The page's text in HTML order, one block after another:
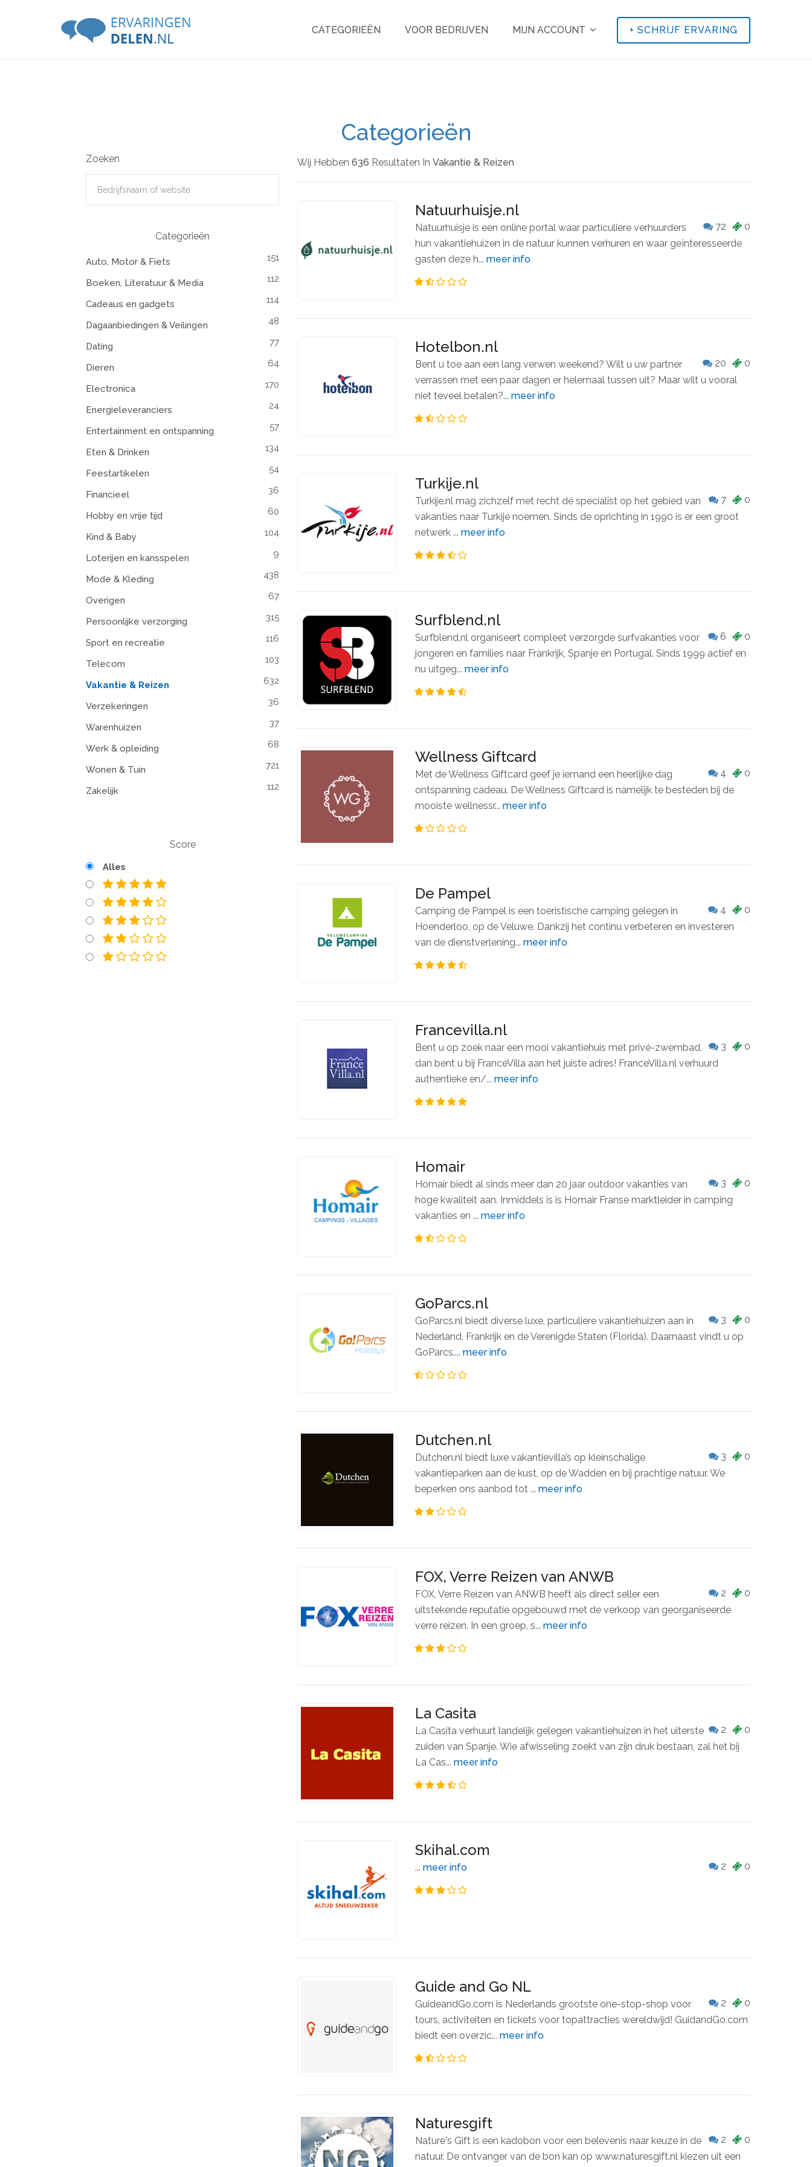
CATEGORIEËN VOOR BEDRIJVEN MIJN ACCOUNT + SCHRIJF ERVARING
Categorieën
Zoeken
Categorieën
151
Auto, Motor & Fiets
112
Boeken, Literatuur & Media
114
Cadeaus en gadgets
48
Dagaanbiedingen & Veilingen
77
Dating
64
Dieren
170
Electronica
24
Energieleveranciers
57
Entertainment en ontspanning
134
Eten & Drinken
54
Feestartikelen
36
Financieel
60
Hobby en vrije tijd
104
Kind & Baby
9
Loterijen en kansspelen
438
Mode & Kleding
67
Overigen
315
Persoonlijke verzorging
116
Sport en recreatie
103
Telecom
632
Vakantie & Reizen
36
Verzekeringen
37
Warenhuizen
68
Werk & opleiding
721
Wonen & Tuin
112
Zakelijk
Score
Alles
Wij Hebben 636 Resultaten In Vakantie & Reizen
Natuurhuisje.nl
0
72
Natuurhuisje is een online portal waar particuliere verhuurders
hun vakantiehuizen in de natuur kunnen verhuren en waar geïnteresseerde
gasten deze h... meer info
Hotelbon.nl
0
20
Bent u toe aan een lang verwen weekend? Wilt u uw partner
verrassen met een paar dagen er helemaal tussen uit? Maar wilt u vooral
niet teveel betalen?... meer info
Turkije.nl
0
7
Turkije.nl mag zichzelf met recht dé specialist op het gebied van
vakanties naar Turkije noemen. Sinds de oprichting in 1990 is er een groot
netwerk ... meer info
Surfblend.nl
0
6
Surfblend.nl organiseert compleet verzorgde surfvakanties voor
jongeren en families naar Frankrijk, Spanje en Portugal. Sinds 1999 actief en
nu uitgeg... meer info
Wellness Giftcard
0
4
Met de Wellness Giftcard geef je iemand een heerlijke dag
ontspanning cadeau. De Wellness Giftcard is namelijk te besteden bij de
mooiste wellnessr... meer info
De Pampel
0
4
Camping de Pampel is een toeristische camping gelegen in
Hoenderloo, op de Veluwe. Dankzij het continu verbeteren en investeren
van de dienstverlening... meer info
Francevilla.nl
0
3
Bent u op zoek naar een mooi vakantiehuis met privé-zwembad,
dan bent u bij FranceVilla aan het juiste adres! FranceVilla.nl verhuurd
authentieke en/... meer info
Homair
0
3
Homair biedt al sinds meer dan 20 jaar outdoor vakanties van
hoge kwaliteit aan. Inmiddels is is Homair Franse marktleider in camping
vakanties en ... meer info
GoParcs.nl
0
3
GoParcs.nl biedt diverse luxe, particuliere vakantiehuizen aan in
Nederland, Frankrijk en de Verenigde Staten (Florida). Daarnaast vindt u op
GoParcs.... meer info
Dutchen.nl
0
3
Dutchen.nl biedt luxe vakantievilla’s op kleinschalige
vakantieparken aan de kust, op de Wadden en bij prachtige natuur. We
beperken ons aanbod tot ... meer info
FOX, Verre Reizen van ANWB
0
2
FOX, Verre Reizen van ANWB heeft als direct seller een
uitstekende reputatie opgebouwd met de verkoop van georganiseerde
verre reizen. In een groep, s... meer info
La Casita
0
2
La Casita verhuurt landelijk gelegen vakantiehuizen in het uiterste
zuiden van Spanje. Wie afwisseling zoekt van zijn druk bestaan, zal het bij
La Cas... meer info
Skihal.com
0
2
... meer info
Guide and Go NL
0
2
GuideandGo.com is Nederlands grootste one-stop-shop voor
tours, activiteiten en tickets voor topattracties wereldwijd! GuidandGo.com
biedt een overzic... meer info
Naturesgift
0
2
Nature's Gift is een kadobon voor een belevenis naar keuze in de
natuur. De ontvanger van de bon kan op www.naturesgift.nl kiezen uit een